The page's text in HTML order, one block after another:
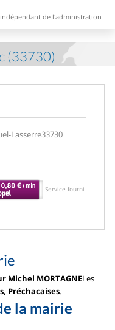
de l'administration
(33730)
Lasserre33730
Service fourni
Michel MORTAGNELes
Préchacaises.
la mairie